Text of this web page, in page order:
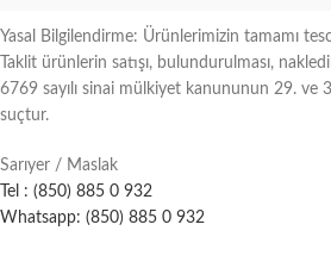
Yasal Bilgilendirme: Ürünlerimizin tamamı
Taklit ürünlerin satışı, bulundurulması,
6769 sayılı sinai mülkiyet kanununun 29. ve
suçtur.
Sarıyer / Maslak
Tel : (850) 885 0 932
Whatsapp: (850) 885 0 932